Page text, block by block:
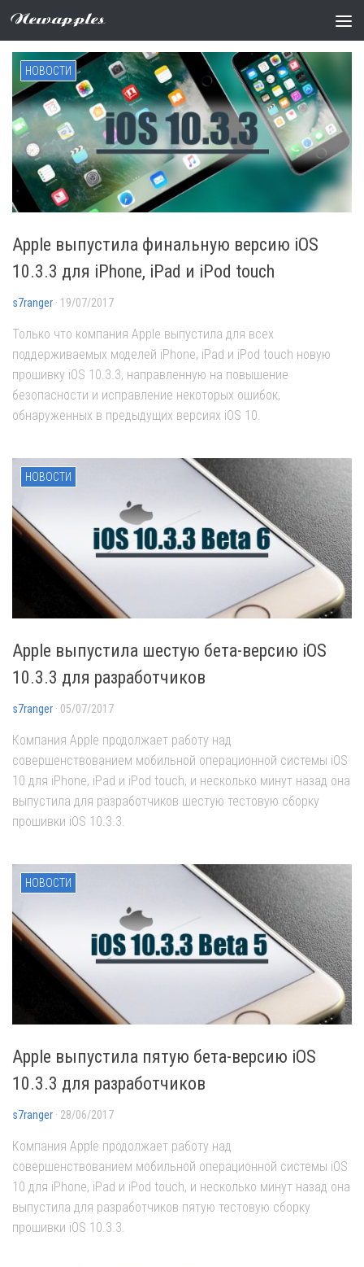
Newapples
Метки:iOS 10
НОВОСТИ
Apple выпустила финальную версию iOS
10.3.3 для iPhone, iPad и iPod touch
s7ranger · 19/07/2017
Только что компания Apple выпустила для всех
поддерживаемых моделей iPhone, iPad и iPod touch новую
прошивку iOS 10.3.3, направленную на повышение
безопасности и исправление некоторых ошибок,
обнаруженных в предыдущих версиях iOS 10.
НОВОСТИ
Apple выпустила шестую бета-версию iOS
10.3.3 для разработчиков
s7ranger · 05/07/2017
Компания Apple продолжает работу над
совершенствованием мобильной операционной системы iOS
10 для iPhone, iPad и iPod touch, и несколько минут назад она
выпустила для разработчиков шестую тестовую сборку
прошивки iOS 10.3.3.
НОВОСТИ
Apple выпустила пятую бета-версию iOS
10.3.3 для разработчиков
s7ranger · 28/06/2017
Компания Apple продолжает работу над
совершенствованием мобильной операционной системы iOS
10 для iPhone, iPad и iPod touch, и несколько минут назад она
выпустила для разработчиков пятую тестовую сборку
прошивки iOS 10.3.3.